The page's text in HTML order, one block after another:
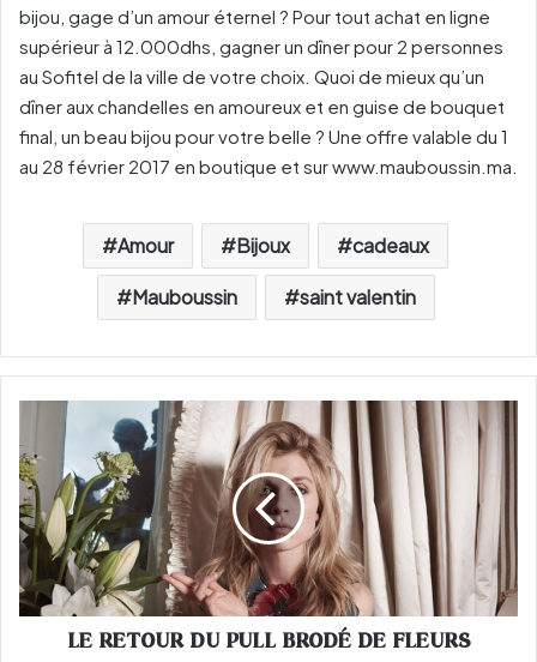
bijou, gage d’un amour éternel ? Pour tout achat en ligne
supérieur à 12.000dhs, gagner un dîner pour 2 personnes
au Sofitel de la ville de votre choix. Quoi de mieux qu’un
dîner aux chandelles en amoureux et en guise de bouquet
final, un beau bijou pour votre belle ? Une offre valable du 1
au 28 février 2017 en boutique et sur www.mauboussin.ma.
Amour Bijoux cadeaux
Mauboussin saint valentin
R
E
T
O
U
R
D
LE RETOUR DU PULL BRODÉ DE FLEURS